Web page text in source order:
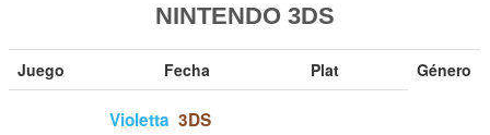
NINTENDO 3DS
Juego Fecha Plat Género
Violetta 3DS